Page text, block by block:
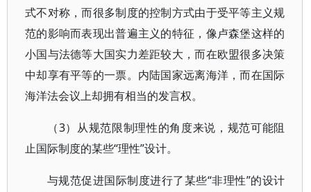
式不对称，而很多制度的控制方式由于受平等主义规
范的影响而表现出普遍主义的特征，像卢森堡这样的
小国与法德等大国实力差距较大，而在欧盟很多决策
中却享有平等的一票。内陆国家远离海洋，而在国际
海洋法会议上却拥有相当的发言权。
（3）从规范限制理性的角度来说，规范可能阻
止国际制度的某些“理性”设计。
与规范促进国际制度进行了某些“非理性”的设计